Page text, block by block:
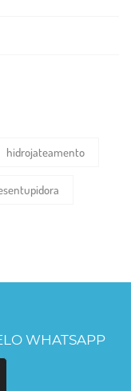
hidrojateamento
WHATSAPP